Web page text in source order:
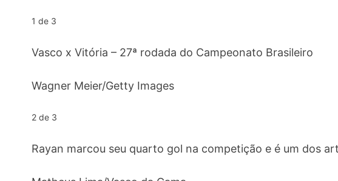
1 de 3
Vasco x Vitória – 27ª rodada do Campeonato Brasileiro
Wagner Meier/Getty Images
2 de 3
Rayan marcou seu quarto gol na competição e é um dos